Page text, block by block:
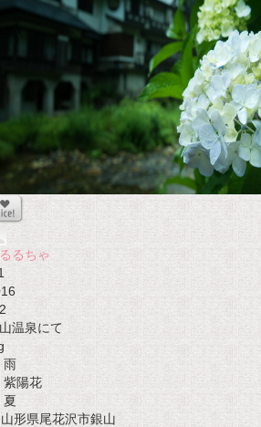
るちゃ
2
温泉にて
雨
紫陽花
夏
形県尾花沢市銀山